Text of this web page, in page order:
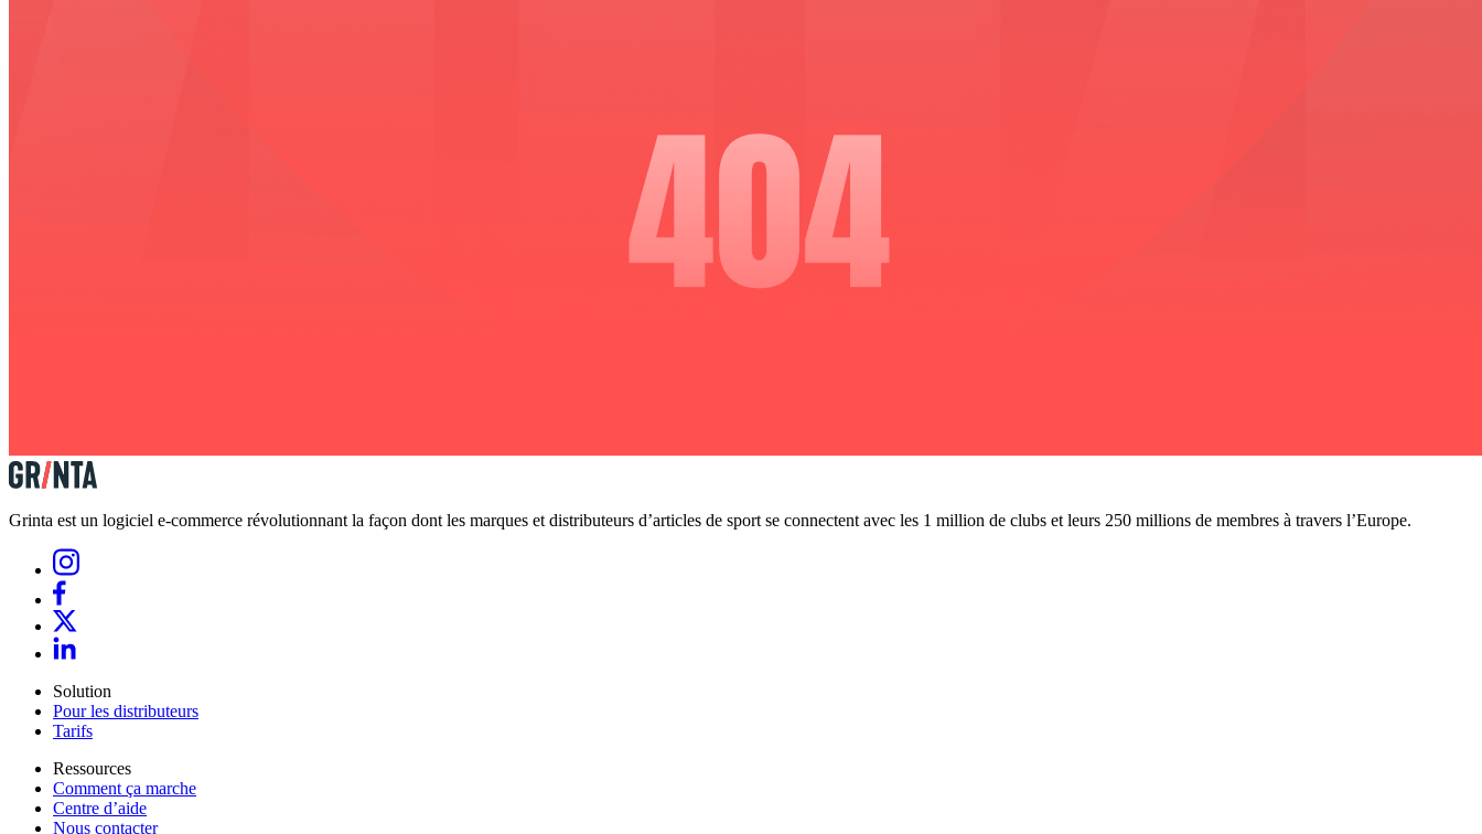
Grinta est un logiciel e-commerce révolutionnant la façon dont les marques et distributeurs d’articles de sport se connectent avec les 1 million de clubs et leurs 250 millions de membres à travers l’Europe.
Solution
Pour les distributeurs
Tarifs
Ressources
Comment ça marche
Centre d’aide
Nous contacter